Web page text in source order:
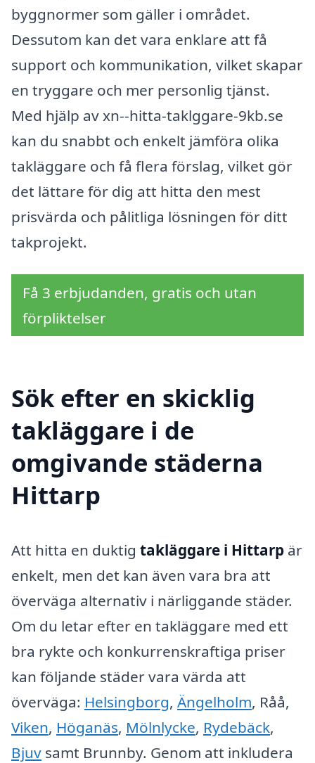
byggnormer som gäller i området.
Dessutom kan det vara enklare att få
support och kommunikation, vilket skapar
en tryggare och mer personlig tjänst.
Med hjälp av xn--hitta-taklggare-9kb.se
kan du snabbt och enkelt jämföra olika
takläggare och få flera förslag, vilket gör
det lättare för dig att hitta den mest
prisvärda och pålitliga lösningen för ditt
takprojekt.
Få 3 erbjudanden, gratis och utan
förpliktelser
Sök efter en skicklig
takläggare i de
omgivande städerna
Hittarp
Att hitta en duktig takläggare i Hittarp är
enkelt, men det kan även vara bra att
överväga alternativ i närliggande städer.
Om du letar efter en takläggare med ett
bra rykte och konkurrenskraftiga priser
kan följande städer vara värda att
överväga: Helsingborg, Ängelholm, Råå,
Viken, Höganäs, Mölnlycke, Rydebäck,
Bjuv samt Brunnby. Genom att inkludera